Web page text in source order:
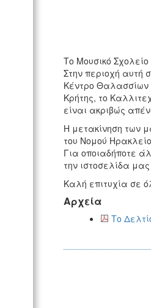
Το Μουσικό
Στην περιοχή αυτή
Κέντρο Θαλασσίων
Κρήτης, το
είναι ακριβώς
Η μετακίνηση των
του Νομού
Για οποιαδήποτε
την ιστοσελίδα
Καλή επιτυχία σε
Αρχεία
Το